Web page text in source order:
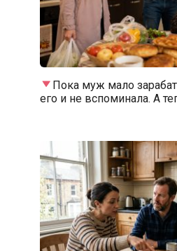
Пока муж мало
его и не вспоминала. А